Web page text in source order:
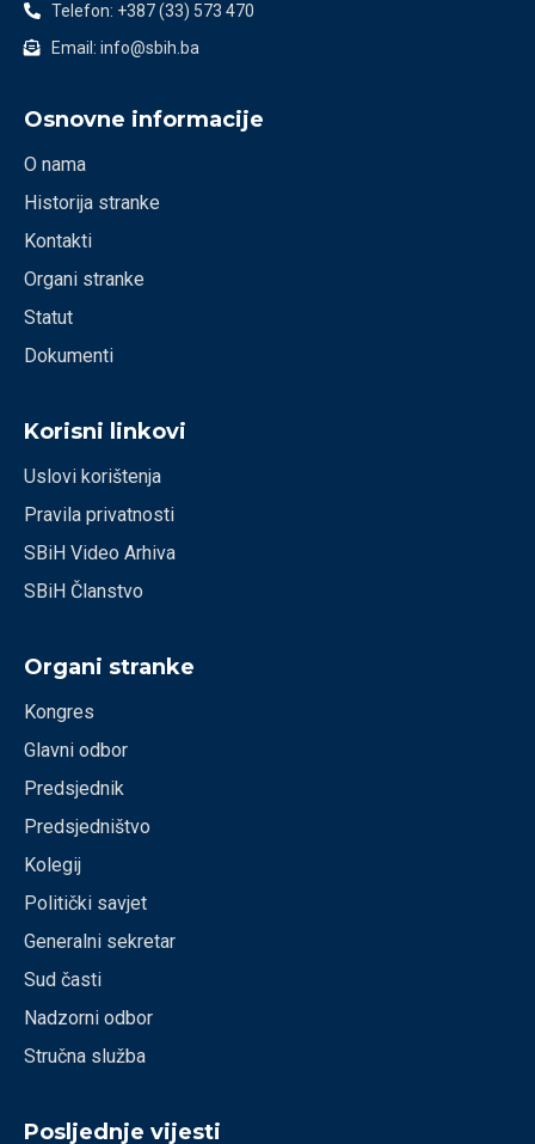
Telefon: +387 (33) 573 470
Email: info@sbih.ba
Osnovne informacije
O nama
Historija stranke
Kontakti
Organi stranke
Statut
Dokumenti
Korisni linkovi
Uslovi korištenja
Pravila privatnosti
SBiH Video Arhiva
SBiH Članstvo
Organi stranke
Kongres
Glavni odbor
Predsjednik
Predsjedništvo
Kolegij
Politički savjet
Generalni sekretar
Sud časti
Nadzorni odbor
Stručna služba
Posljednje vijesti